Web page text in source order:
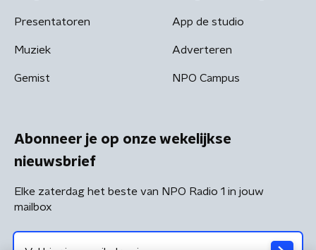
Presentatoren
Muziek
Gemist
App de studio
Adverteren
NPO Campus
Abonneer je op onze wekelijkse
nieuwsbrief
Elke zaterdag het beste van NPO Radio 1 in jouw
mailbox